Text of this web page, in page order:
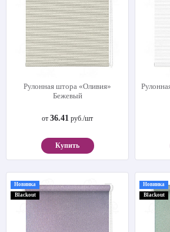
Рулонная штора «Оливия»
Бежевый
от 36.41 руб./шт
Купить
Новинка
Blackout
Новинка
Blackout